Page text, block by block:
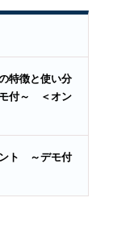
特徴と使い分
付～ ＜オン
ント ～デモ付